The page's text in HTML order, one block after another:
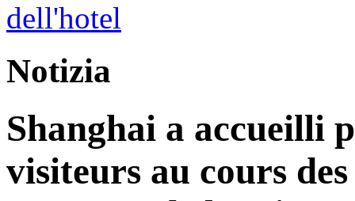
Notizia
Shanghai a accueilli
visiteurs au cours